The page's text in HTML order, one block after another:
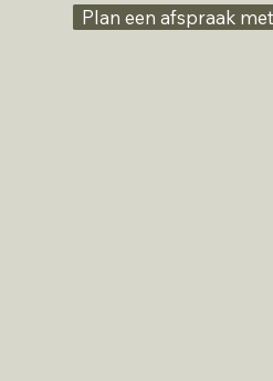
Plan een afspraak